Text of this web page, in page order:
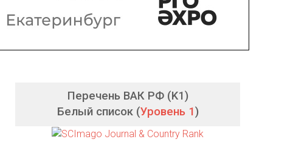
Перечень ВАК РФ (K1)
Белый список (Уровень 1)